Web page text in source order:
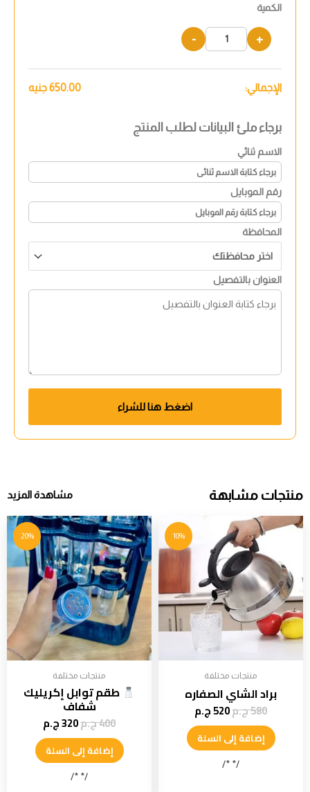
الكمية
+
-
الإجمالي: 650.00جنيه
برجاء ملئ البيانات لطلب المنتج
الاسم ثنائي
رقم الموبايل
المحافظة
العنوان بالتفصيل
اضغط هنا للشراء
منتجات مشابهة مشاهدة المزيد
10%
منتجات مختلفة
براد الشاي الصفاره
580ج.م520ج.م
إضافة إلى السلة
/* */
20%
منتجات مختلفة
طقم توابل إكريليك
شفاف
400ج.م320ج.م
إضافة إلى السلة
/* */